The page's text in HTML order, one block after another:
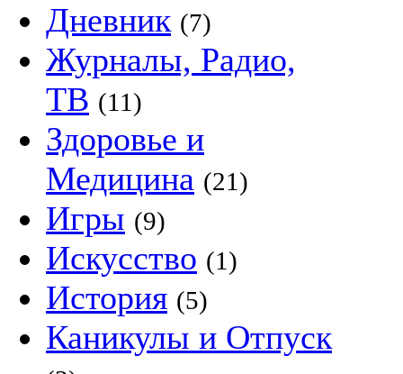
Дневник (7)
Журналы, Радио,
ТВ (11)
Здоровье и
Медицина (21)
Игры (9)
Искусство (1)
История (5)
Каникулы и Отпуск